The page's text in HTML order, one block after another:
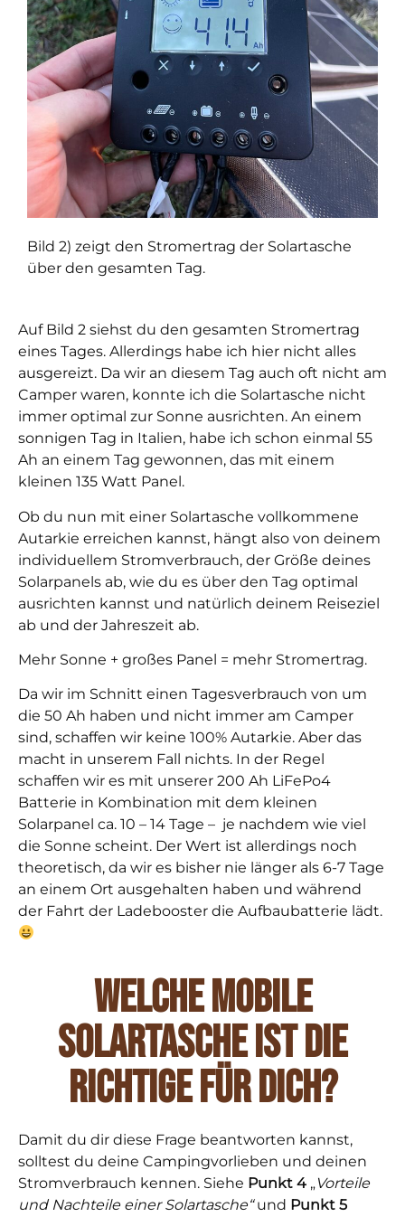
Bild 2) zeigt den Stromertrag der Solartasche
über den gesamten Tag.
Auf Bild 2 siehst du den gesamten Stromertrag
eines Tages. Allerdings habe ich hier nicht alles
ausgereizt. Da wir an diesem Tag auch oft nicht am
Camper waren, konnte ich die Solartasche nicht
immer optimal zur Sonne ausrichten. An einem
sonnigen Tag in Italien, habe ich schon einmal 55
Ah an einem Tag gewonnen, das mit einem
kleinen 135 Watt Panel.
Ob du nun mit einer Solartasche vollkommene
Autarkie erreichen kannst, hängt also von deinem
individuellem Stromverbrauch, der Größe deines
Solarpanels ab, wie du es über den Tag optimal
ausrichten kannst und natürlich deinem Reiseziel
ab und der Jahreszeit ab.
Mehr Sonne + großes Panel = mehr Stromertrag.
Da wir im Schnitt einen Tagesverbrauch von um
die 50 Ah haben und nicht immer am Camper
sind, schaffen wir keine 100% Autarkie. Aber das
macht in unserem Fall nichts. In der Regel
schaffen wir es mit unserer 200 Ah LiFePo4
Batterie in Kombination mit dem kleinen
Solarpanel ca. 10 – 14 Tage – je nachdem wie viel
die Sonne scheint. Der Wert ist allerdings noch
theoretisch, da wir es bisher nie länger als 6-7 Tage
an einem Ort ausgehalten haben und während
der Fahrt der Ladebooster die Aufbaubatterie lädt.
Welche mobile
Solartasche ist die
Richtige für dich?
Damit du dir diese Frage beantworten kannst,
solltest du deine Campingvorlieben und deinen
Stromverbrauch kennen. Siehe Punkt 4 „ Vorteile
und Nachteile einer Solartasche“und Punkt 5